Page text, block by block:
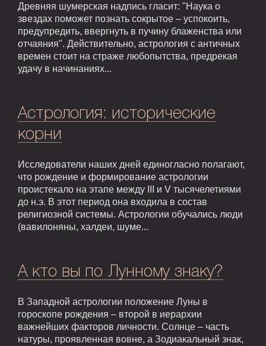
Древняя шумерская надпись гласит: "Наука о
звездах поможет познать сокрытое – успокоить,
предупредить, ввергнуть в пучину блаженства или
отчаяния". Действительно, астрология с античных
времен стоит на страже любопытства, предрекая
удачу в начинаниях...
Астрология: исторические
корни
Исследователи наших дней единогласно полагают,
что рождение и формирование астрологии
проистекало на этапе между III и V тысячелетиями
до н.э. В этот период она входила в состав
религиозной системы. Астрологии обучались люди
(вавилоняны, халдеи, шуме...
А кто вы по Лунному знаку?
В Западной астрологии положение Луны в
гороскопе рождения – второй в иерархии
важнейших факторов личности. Солнце – часть
натуры, проявленная вовне, а Зодиакальный знак,